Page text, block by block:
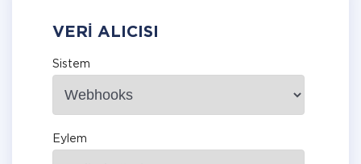
VERI ALICISI
Sistem
Eylem